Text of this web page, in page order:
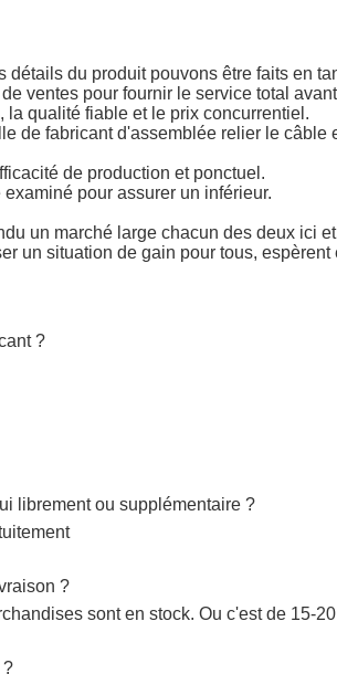
du produit pouvons être faits en
ventes pour fournir le service total
qualité fiable et le prix concurrentiel.
de fabricant d'assemblée relier le câble
de production et ponctuel.
pour assurer un inférieur.
un marché large chacun des deux ici
un situation de gain pour tous,
?
librement ou supplémentaire ?
?
sont en stock. Ou c'est de 15-
?